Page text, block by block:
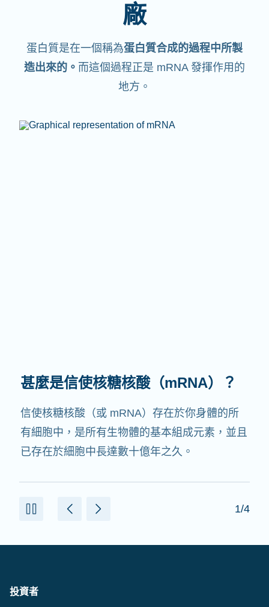
廠
蛋白質是在一個稱為蛋白質合成的過程中所製
造出來的。 而這個過程正是 mRNA 發揮作用的
地方。
甚麼是信使核糖核酸（mRNA）？
信使核糖核酸（或 mRNA）存在於你身體的所
有細胞中，是所有生物體的基本組成元素，並且
已存在於細胞中長達數十億年之久。
1/4
投資者